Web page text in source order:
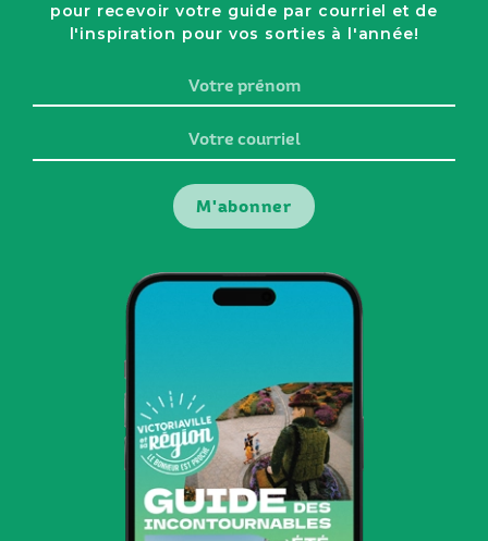
pour recevoir votre guide par courriel et de
l'inspiration pour vos sorties à l'année!
prénom
courriel